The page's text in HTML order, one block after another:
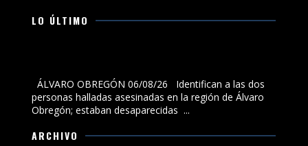
LO ÚLTIMO
ÁLVARO OBREGÓN 06/08/26 Identifican a las dos
personas halladas asesinadas en la región de Álvaro
Obregón; estaban desaparecidas ...
ARCHIVO